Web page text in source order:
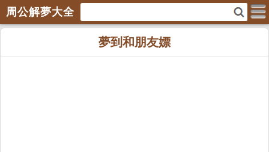
周公解夢大全
夢到和朋友嫖